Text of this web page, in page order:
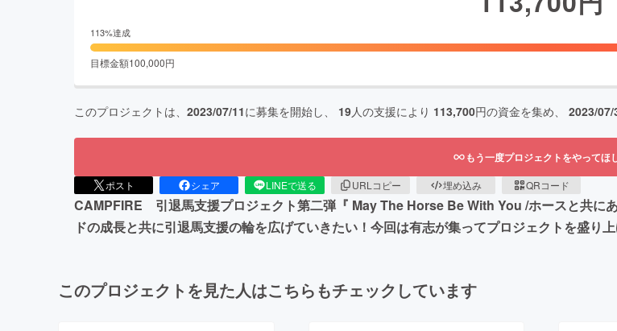
113%達成
目標金額100,000円
このプロジェクトは、 2023/07/11に募集を開始し、 19人の支援により 113,700円の資金を集め、 2023/07/
もう一度プロジェクトをやってほ
ポスト シェア LINEで送る URLコピー 埋め込み QRコード
CAMPFIRE 引退馬支援プロジェクト第二弾『 May The Horse Be With You /ホースと共に
ドの成長と共に引退馬支援の輪を広げていきたい！今回は有志が集ってプロジェクトを盛り
このプロジェクトを見た人はこちらもチェックしています